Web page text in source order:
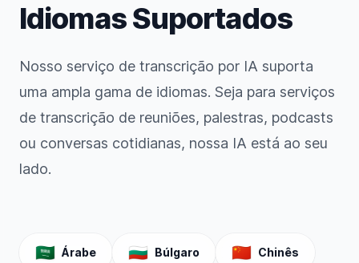
Idiomas Suportados
Nosso serviço de transcrição por IA suporta
uma ampla gama de idiomas. Seja para serviços
de transcrição de reuniões, palestras, podcasts
ou conversas cotidianas, nossa IA está ao seu
lado.
🇸🇦 Árabe 🇧🇬 Búlgaro 🇨🇳 Chinês